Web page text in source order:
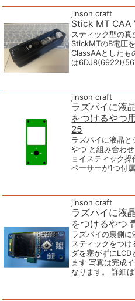
jinson craft
Stick MT
スティック型の
StickMTのB電圧
ClassAAとした
は6DJ8(6922)/
jinson craft
ラズパイに液
をつけるやつ
25
ラズパイに液晶と
やつ と組み合わ
ョイスティック
ペーサーが1つ付属
jinson craft
ラズパイに液
をつけるやつ
ラズパイの裏側に
スティックをつけ
ダを塞がずにLCD
ます 写真は完成
なります。 詳細